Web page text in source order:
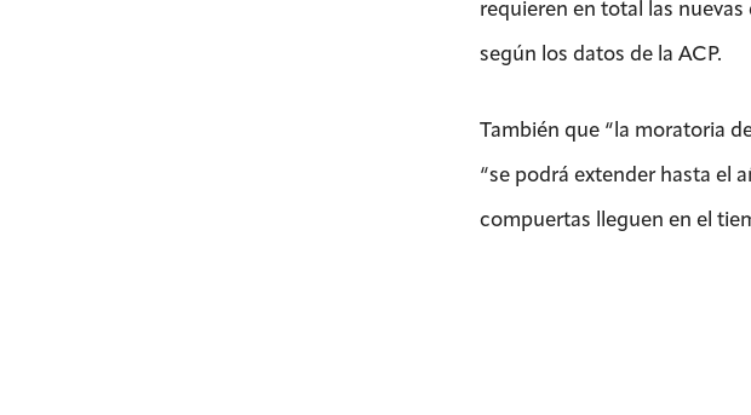
requieren en total las nuevas
según los datos de la ACP.
También que “la moratoria
“se podrá extender hasta el
compuertas lleguen en el